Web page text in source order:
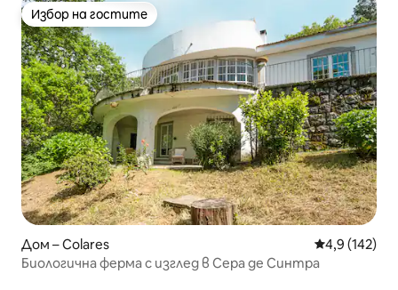
Избор на гостите
Избор на гостите
Дом – Colares Средна
4,9 (142)
Биологична ферма с изглед в Сера де Синтра